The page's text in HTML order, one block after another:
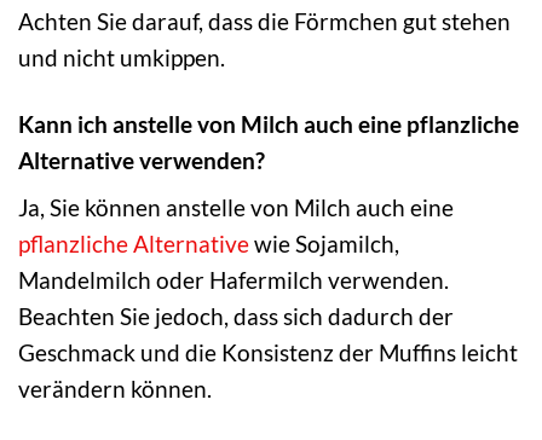
Achten Sie darauf, dass die Förmchen gut stehen
und nicht umkippen.
Kann ich anstelle von Milch auch eine pflanzliche
Alternative verwenden?
Ja, Sie können anstelle von Milch auch eine
pflanzliche Alternativewie Sojamilch,
Mandelmilch oder Hafermilch verwenden.
Beachten Sie jedoch, dass sich dadurch der
Geschmack und die Konsistenz der Muffins leicht
verändern können.